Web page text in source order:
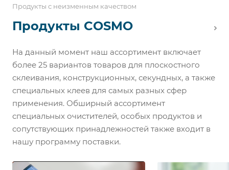
Продукты с неизменным качеством
Продукты COSMO
На данный момент наш ассортимент включает
более 25 вариантов товаров для плоскостного
склеивания, конструкционных, секундных, а также
специальных клеев для самых разных сфер
применения. Обширный ассортимент
специальных очистителей, особых продуктов и
сопутствующих принадлежностей также входит в
нашу программу поставки.